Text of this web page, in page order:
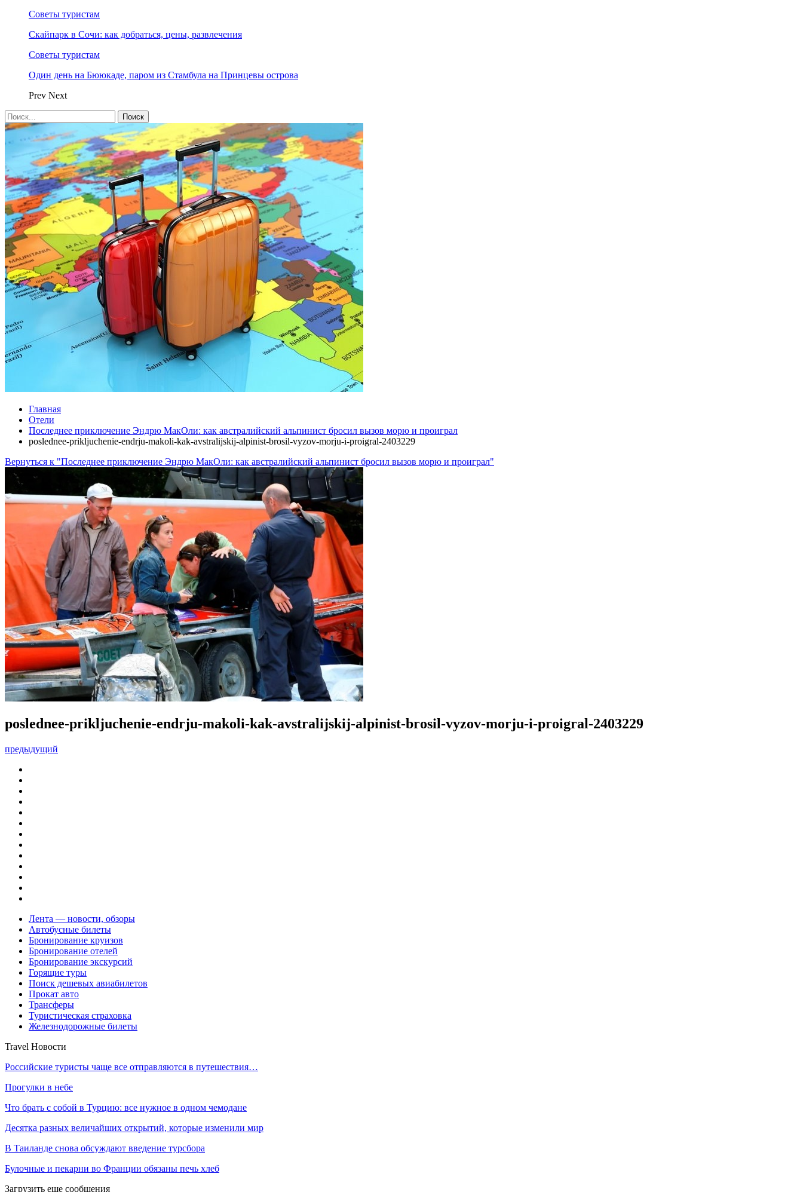
Советы туристам
Скайпарк в Сочи: как добраться, цены, развлечения
Советы туристам
Один день на Бююкаде, паром из Стамбула на Принцевы острова
Prev Next
Главная
Отели
Последнее приключение Эндрю МакОли: как австралийский альпинист бросил вызов морю и проиграл
poslednee-prikljuchenie-endrju-makoli-kak-avstralijskij-alpinist-brosil-vyzov-morju-i-proigral-2403229
Вернуться к "Последнее приключение Эндрю МакОли: как австралийский альпинист бросил вызов морю и проиграл"
poslednee-prikljuchenie-endrju-makoli-kak-avstralijskij-alpinist-brosil-vyzov-morju-i-proigral-2403229
предыдущий
Лента — новости, обзоры
Автобусные билеты
Бронирование круизов
Бронирование отелей
Бронирование экскурсий
Горящие туры
Поиск дешевых авиабилетов
Прокат авто
Трансферы
Туристическая страховка
Железнодорожные билеты
Travel Новости
Российские туристы чаще все отправляются в путешествия…
Прогулки в небе
Что брать с собой в Турцию: все нужное в одном чемодане
Десятка разных величайших открытий, которые изменили мир
В Таиланде снова обсуждают введение турсбора
Булочные и пекарни во Франции обязаны печь хлеб
Загрузить еще сообщения